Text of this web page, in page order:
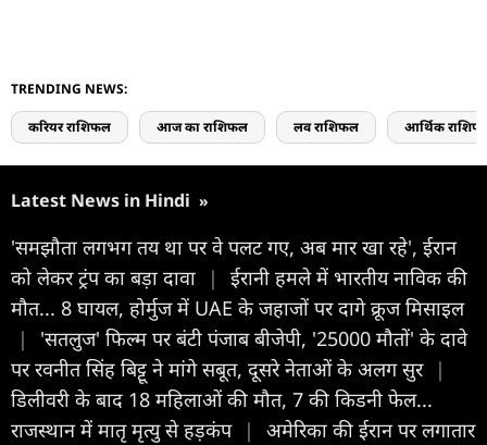
TRENDING NEWS:
करियर राशिफल आज का राशिफल लव राशिफल आर्थिक
Latest News in Hindi »
'समझौता लगभग तय था पर वे पलट गए, अब मार खा रहे', ईरान
को लेकर ट्रंप का बड़ा दावा
|
ईरानी हमले में भारतीय नाविक की
मौत... 8 घायल, होर्मुज में UAE के जहाजों पर दागे क्रूज मिसाइल
|
'सतलुज' फिल्म पर बंटी पंजाब बीजेपी, '25000 मौतों' के दावे
पर रवनीत सिंह बिट्टू ने मांगे सबूत, दूसरे नेताओं के अलग सुर |
डिलीवरी के बाद 18 महिलाओं की मौत, 7 की किडनी फेल...
राजस्थान में मातृ मृत्यु से हड़कंप |
अमेरिका की ईरान पर लगातार